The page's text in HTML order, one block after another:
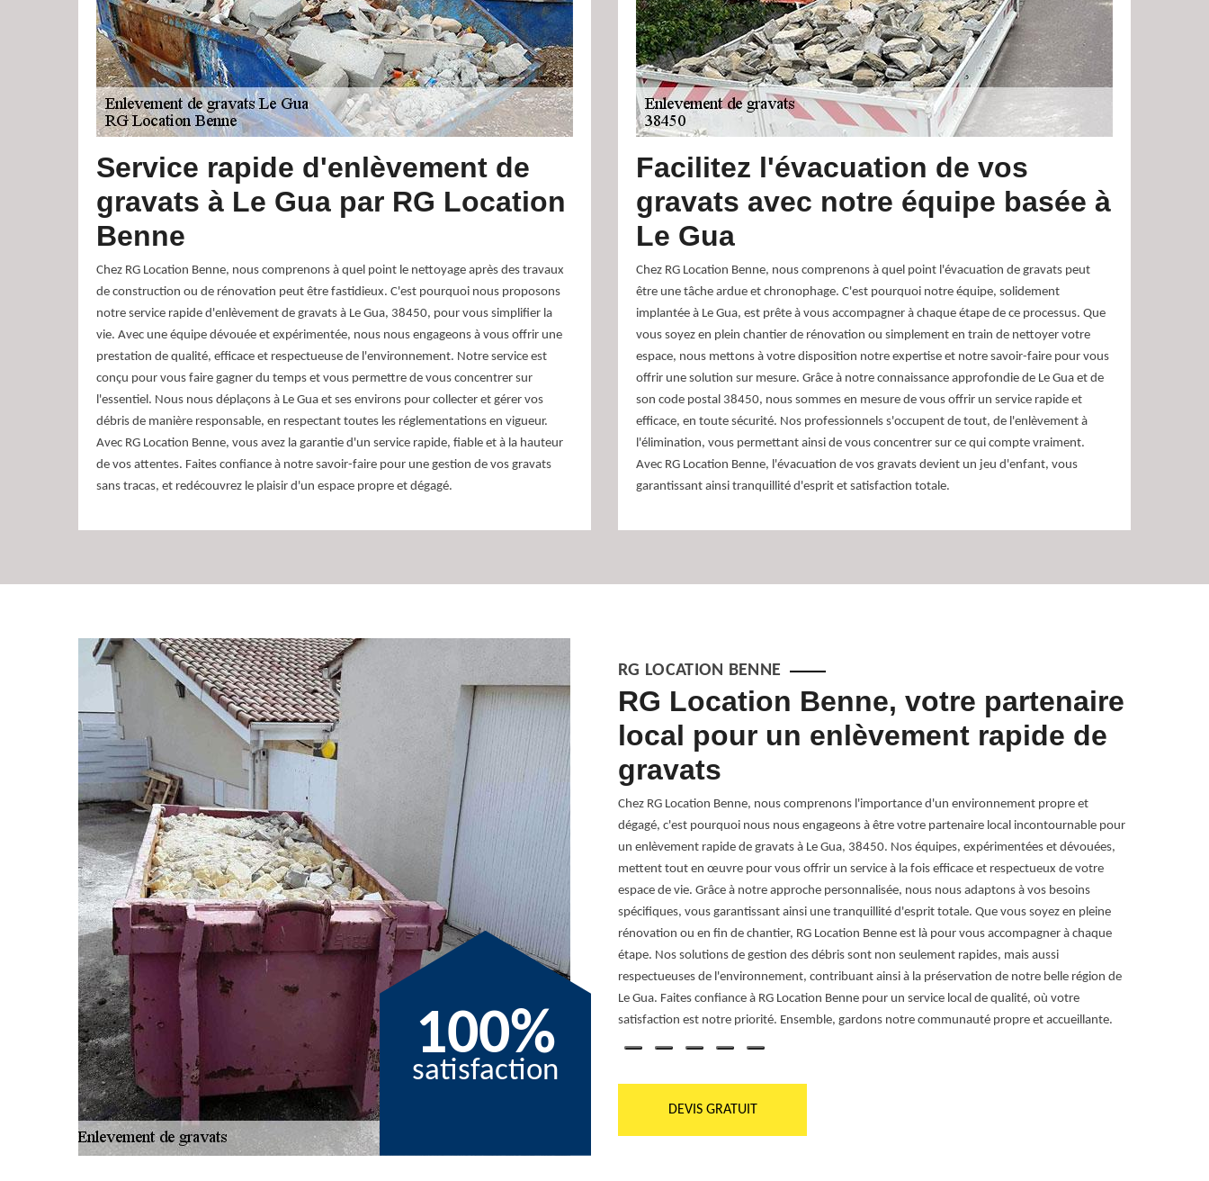
Service rapide d'enlèvement de
gravats à Le Gua par RG Location
Benne
Chez RG Location Benne, nous comprenons à quel point le nettoyage après des travaux
de construction ou de rénovation peut être fastidieux. C'est pourquoi nous proposons
notre service rapide d'enlèvement de gravats à Le Gua, 38450, pour vous simplifier la
vie. Avec une équipe dévouée et expérimentée, nous nous engageons à vous offrir une
prestation de qualité, efficace et respectueuse de l'environnement. Notre service est
conçu pour vous faire gagner du temps et vous permettre de vous concentrer sur
l'essentiel. Nous nous déplaçons à Le Gua et ses environs pour collecter et gérer vos
débris de manière responsable, en respectant toutes les réglementations en vigueur.
Avec RG Location Benne, vous avez la garantie d'un service rapide, fiable et à la hauteur
de vos attentes. Faites confiance à notre savoir-faire pour une gestion de vos gravats
sans tracas, et redécouvrez le plaisir d'un espace propre et dégagé.
Facilitez l'évacuation de vos
gravats avec notre équipe basée à
Le Gua
Chez RG Location Benne, nous comprenons à quel point l'évacuation de gravats peut
être une tâche ardue et chronophage. C'est pourquoi notre équipe, solidement
implantée à Le Gua, est prête à vous accompagner à chaque étape de ce processus. Que
vous soyez en plein chantier de rénovation ou simplement en train de nettoyer votre
espace, nous mettons à votre disposition notre expertise et notre savoir-faire pour vous
offrir une solution sur mesure. Grâce à notre connaissance approfondie de Le Gua et de
son code postal 38450, nous sommes en mesure de vous offrir un service rapide et
efficace, en toute sécurité. Nos professionnels s'occupent de tout, de l'enlèvement à
l'élimination, vous permettant ainsi de vous concentrer sur ce qui compte vraiment.
Avec RG Location Benne, l'évacuation de vos gravats devient un jeu d'enfant, vous
garantissant ainsi tranquillité d'esprit et satisfaction totale.
100%
satisfaction
RG LOCATION BENNE
Evacuation de gravats à Le Gua
Entreprise des grands travaux sur 38450, RG Location Benne propose des interventions pour
enlever et transporter les gravats et les déchets loin de votre propriété. Si vous avez besoin de
réaliser des travaux pour l’enlèvement de gravats à Le Gua, vous pouvez contacter notre
équipe. En activité pour les professionnels et les particuliers, nos experts entament des services
au nettoyage adéquat à votre besoin. Quelle que soit la demande, le devis évacuations de
gravats 38450 est gratuit et sans engagement.
RG Location Benne, votre partenaire
local pour un enlèvement rapide de
gravats
Chez RG Location Benne, nous comprenons l'importance d'un environnement propre et
dégagé, c'est pourquoi nous nous engageons à être votre partenaire local incontournable pour
un enlèvement rapide de gravats à Le Gua, 38450. Nos équipes, expérimentées et dévouées,
mettent tout en œuvre pour vous offrir un service à la fois efficace et respectueux de votre
espace de vie. Grâce à notre approche personnalisée, nous nous adaptons à vos besoins
spécifiques, vous garantissant ainsi une tranquillité d'esprit totale. Que vous soyez en pleine
rénovation ou en fin de chantier, RG Location Benne est là pour vous accompagner à chaque
étape. Nos solutions de gestion des débris sont non seulement rapides, mais aussi
respectueuses de l'environnement, contribuant ainsi à la préservation de notre belle région de
Le Gua. Faites confiance à RG Location Benne pour un service local de qualité, où votre
satisfaction est notre priorité. Ensemble, gardons notre communauté propre et accueillante.
DEVIS GRATUIT